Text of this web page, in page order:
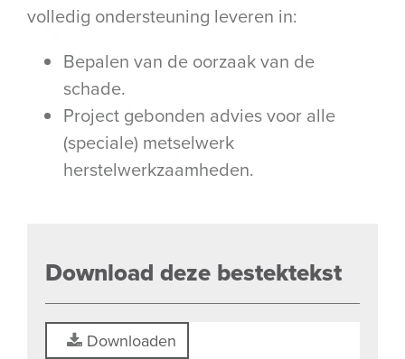
volledig ondersteuning leveren in:
Bepalen van de oorzaak van de
schade.
Project gebonden advies voor alle
(speciale) metselwerk
herstelwerkzaamheden.
Download deze bestektekst
Downloaden